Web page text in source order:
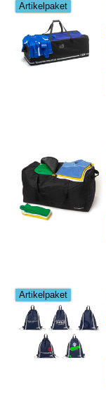
Artikelpaket
Artikelpaket